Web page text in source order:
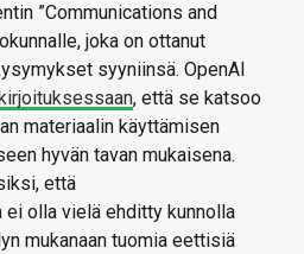
”Communications and
joka on ottanut
syyniinsä. OpenAI
, että se katsoo
materiaalin käyttämisen
hyvän tavan mukaisena.
että
olla vielä ehditty kunnolla
mukanaan tuomia eettisiä